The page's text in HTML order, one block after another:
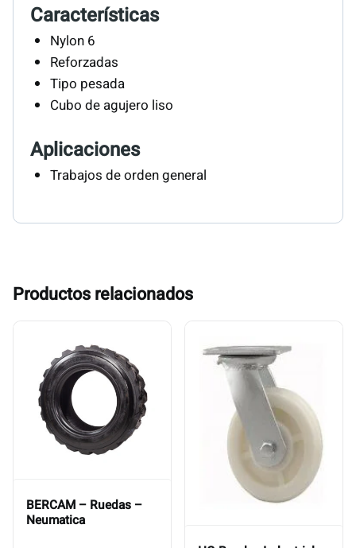
Características
Nylon 6
Reforzadas
Tipo pesada
Cubo de agujero liso
Aplicaciones
Trabajos de orden general
Productos relacionados
BERCAM – Ruedas –
Neumatica